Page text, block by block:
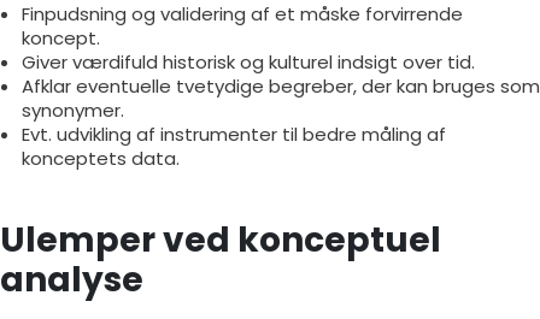
Finpudsning og validering af et måske forvirrende
koncept.
Giver værdifuld historisk og kulturel indsigt over tid.
Afklar eventuelle tvetydige begreber, der kan bruges som
synonymer.
Evt. udvikling af instrumenter til bedre måling af
konceptets data.
Ulemper ved konceptuel
analyse